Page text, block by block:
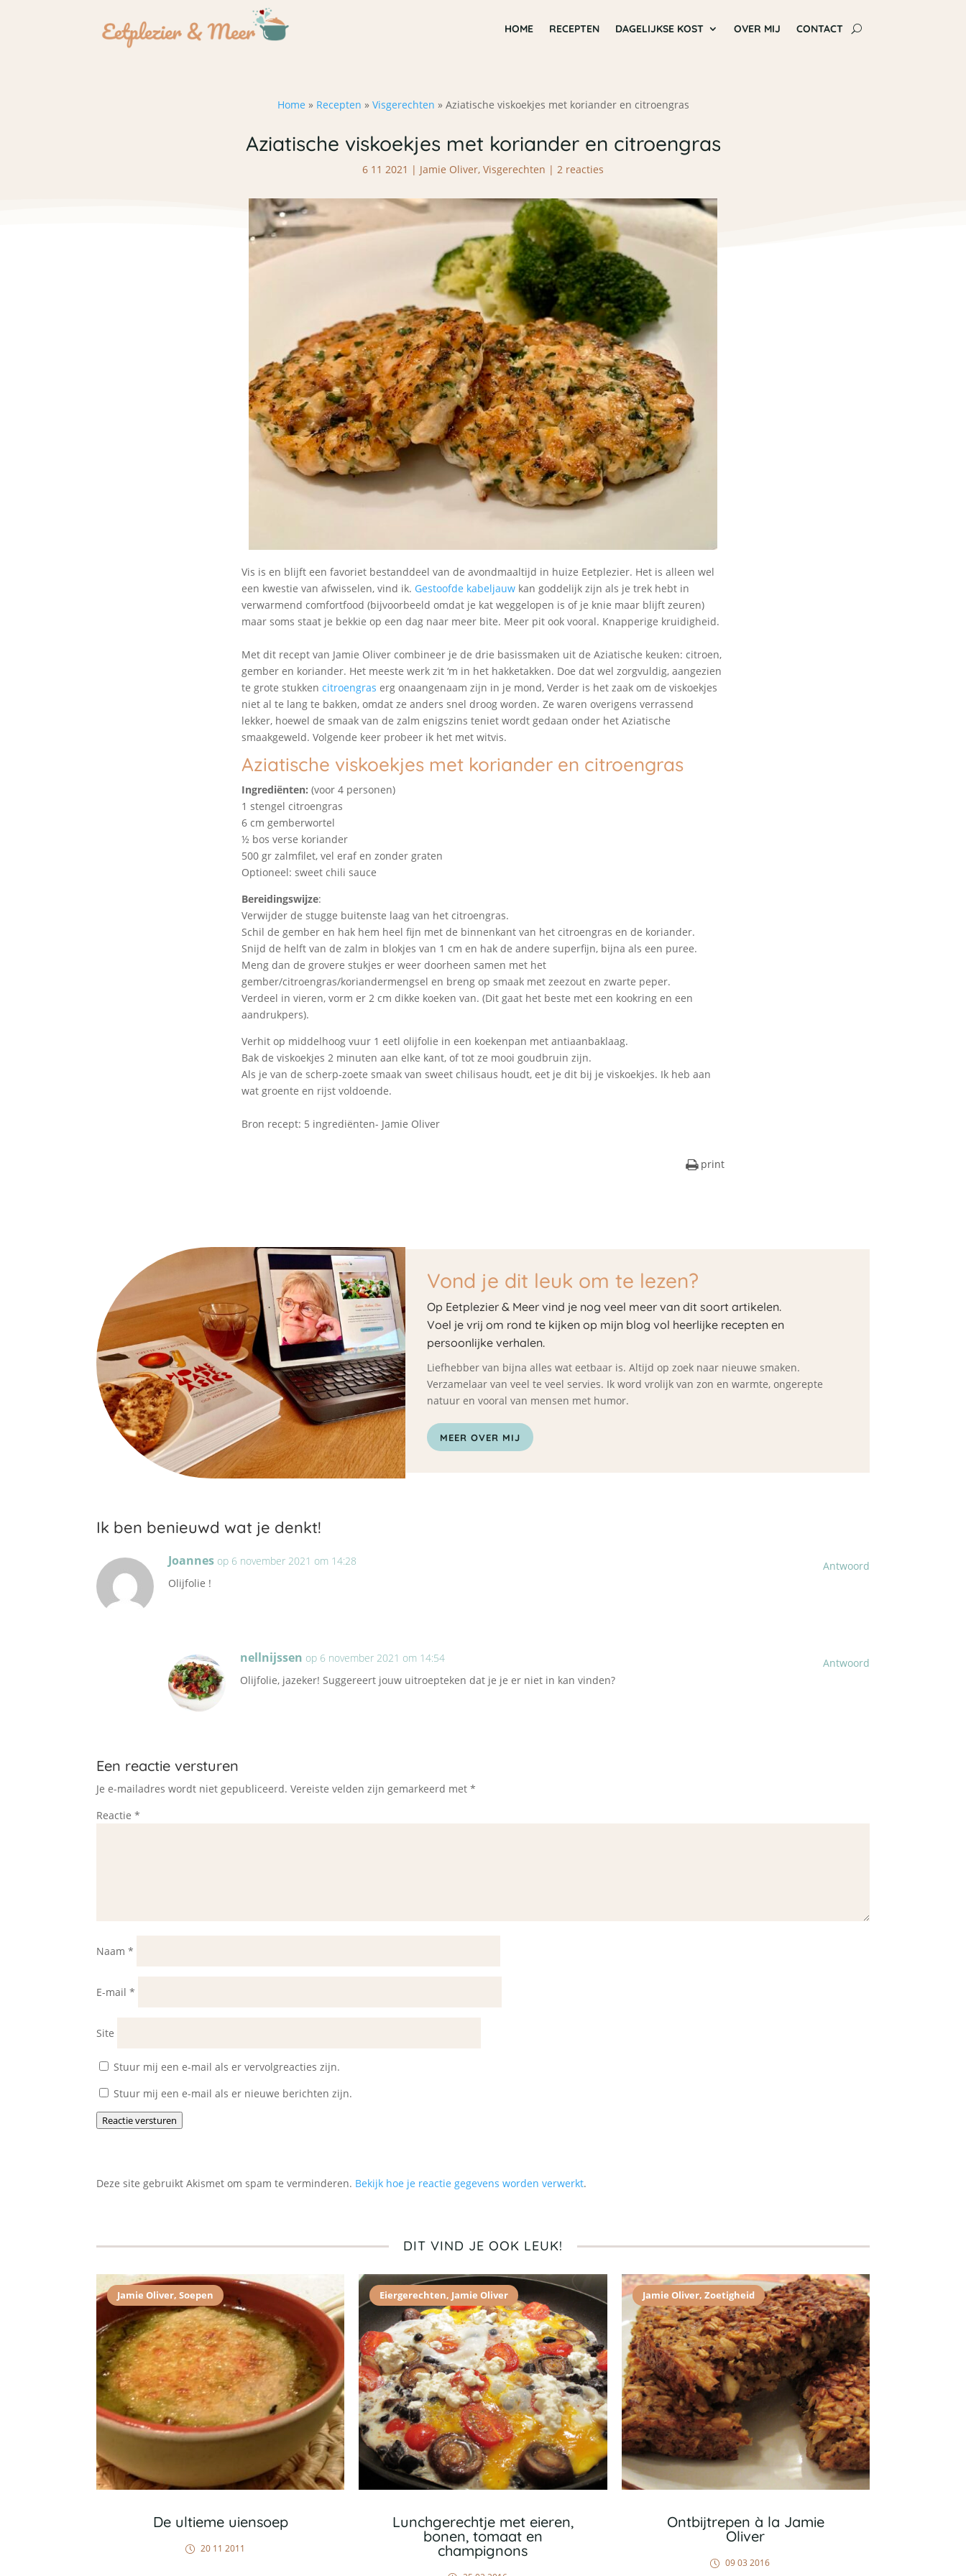
HOME RECEPTEN DAGELIJKSE KOST OVER MIJ CONTACT
Home » Recepten » Visgerechten » Aziatische viskoekjes met koriander en citroengras
Aziatische viskoekjes met koriander en citroengras
6 11 2021 | Jamie Oliver, Visgerechten | 2 reacties
Vis is en blijft een favoriet bestanddeel van de avondmaaltijd in huize Eetplezier. Het is alleen wel
een kwestie van afwisselen, vind ik. Gestoofde kabeljauw kan goddelijk zijn als je trek hebt in
verwarmend comfortfood (bijvoorbeeld omdat je kat weggelopen is of je knie maar blijft zeuren)
maar soms staat je bekkie op een dag naar meer bite. Meer pit ook vooral. Knapperige kruidigheid.
Met dit recept van Jamie Oliver combineer je de drie basissmaken uit de Aziatische keuken: citroen,
gember en koriander. Het meeste werk zit ‘m in het hakketakken. Doe dat wel zorgvuldig, aangezien
te grote stukken citroengras erg onaangenaam zijn in je mond, Verder is het zaak om de viskoekjes
niet al te lang te bakken, omdat ze anders snel droog worden. Ze waren overigens verrassend
lekker, hoewel de smaak van de zalm enigszins teniet wordt gedaan onder het Aziatische
smaakgeweld. Volgende keer probeer ik het met witvis.
Aziatische viskoekjes met koriander en citroengras
Ingrediënten: (voor 4 personen)
1 stengel citroengras
6 cm gemberwortel
½ bos verse koriander
500 gr zalmfilet, vel eraf en zonder graten
Optioneel: sweet chili sauce
Bereidingswijze:
Verwijder de stugge buitenste laag van het citroengras.
Schil de gember en hak hem heel fijn met de binnenkant van het citroengras en de koriander.
Snijd de helft van de zalm in blokjes van 1 cm en hak de andere superfijn, bijna als een puree.
Meng dan de grovere stukjes er weer doorheen samen met het
gember/citroengras/koriandermengsel en breng op smaak met zeezout en zwarte peper.
Verdeel in vieren, vorm er 2 cm dikke koeken van. (Dit gaat het beste met een kookring en een
aandrukpers).
Verhit op middelhoog vuur 1 eetl olijfolie in een koekenpan met antiaanbaklaag.
Bak de viskoekjes 2 minuten aan elke kant, of tot ze mooi goudbruin zijn.
Als je van de scherp-zoete smaak van sweet chilisaus houdt, eet je dit bij je viskoekjes. Ik heb aan
wat groente en rijst voldoende.
Bron recept: 5 ingrediënten- Jamie Oliver
print
Vond je dit leuk om te lezen?
Op Eetplezier & Meer vind je nog veel meer van dit soort artikelen.
Voel je vrij om rond te kijken op mijn blog vol heerlijke recepten en
persoonlijke verhalen.
Liefhebber van bijna alles wat eetbaar is. Altijd op zoek naar nieuwe smaken.
Verzamelaar van veel te veel servies. Ik word vrolijk van zon en warmte, ongerepte
natuur en vooral van mensen met humor.
MEER OVER MIJ
Ik ben benieuwd wat je denkt!
Joannes op 6 november 2021 om 14:28
Olijfolie !
Antwoord
nellnijssen op 6 november 2021 om 14:54
Olijfolie, jazeker! Suggereert jouw uitroepteken dat je je er niet in kan vinden?
Antwoord
Een reactie versturen
Je e-mailadres wordt niet gepubliceerd. Vereiste velden zijn gemarkeerd met*
Reactie*
Naam*
E-mail*
Site
Stuur mij een e-mail als er vervolgreacties zijn.
Stuur mij een e-mail als er nieuwe berichten zijn.
Reactie versturen
Deze site gebruikt Akismet om spam te verminderen. Bekijk hoe je reactie gegevens worden verwerkt.
DIT VIND JE OOK LEUK!
Jamie Oliver,Soepen
De ultieme uiensoep
20 11 2011
Eiergerechten, Jamie Oliver
Lunchgerechtje met eieren,
bonen, tomaat en
champignons
Jamie Oliver, Zoetigheid
Ontbijtrepen à la Jamie
Oliver
09 03 2016